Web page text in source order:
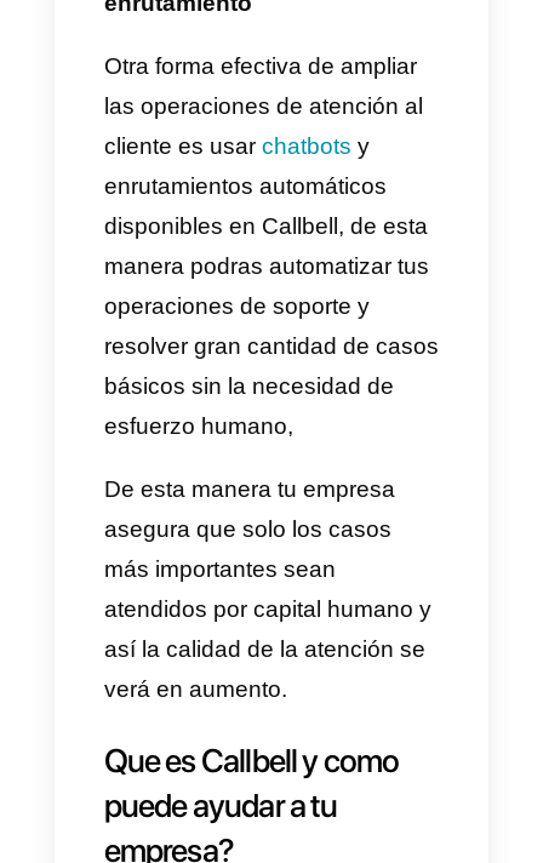
ayudará a aumentar sus
operaciones de atención al
cliente basada en datos.
3) Empieza a mapear el
recorrido del cliente durante
su proceso de compra
Entender como un cliente se
comporta durante el proceso de
compra del mismo es
sumamente importante para las
empresas. Esto les permite
principalmente comprender la
clientes y de esta manera crear
nuevas estrategias basadas en